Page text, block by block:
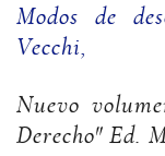
Modos de
Vecchi,
Nuevo
Derecho" Ed.